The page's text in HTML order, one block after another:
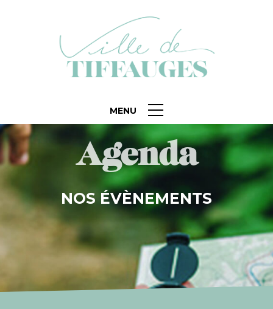
MENU
Agenda
NOS ÉVÈNEMENTS